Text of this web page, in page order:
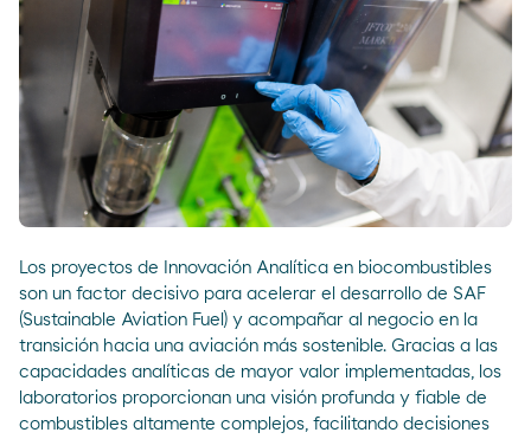
Los proyectos de Innovación Analítica en biocombustibles
son un factor decisivo para acelerar el desarrollo de SAF
(Sustainable Aviation Fuel) y acompañar al negocio en la
transición hacia una aviación más sostenible. Gracias a las
capacidades analíticas de mayor valor implementadas, los
laboratorios proporcionan una visión profunda y fiable de
combustibles altamente complejos, facilitando decisiones